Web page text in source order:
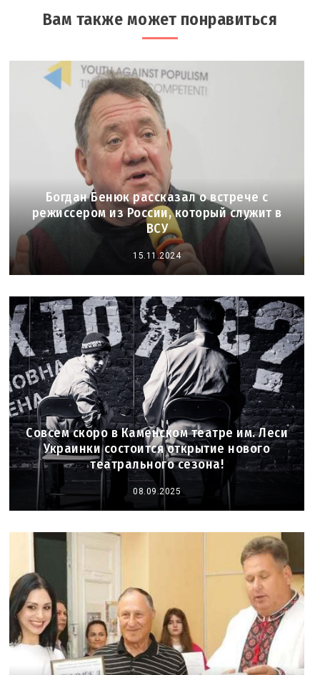
Вам также может понравиться
Богдан Бенюк рассказал о встрече с
режиссером из России, который служит в
ВСУ
15.11.2024
Совсем скоро в Каменском театре им. Леси
Украинки состоится открытие нового
театрального сезона!
08.09.2025